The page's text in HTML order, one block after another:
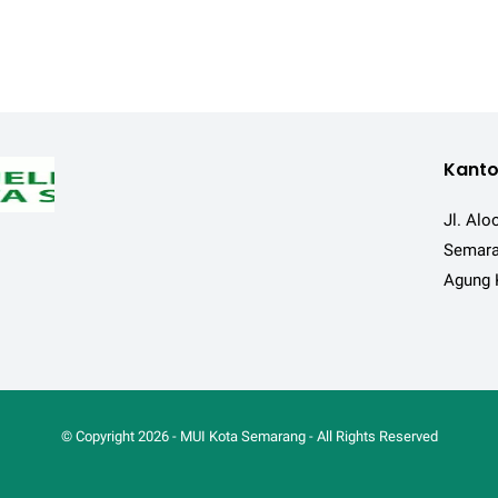
Jl.
Agung
© Copyright 2026- MUI Kota Semarang- All Rights Reserved